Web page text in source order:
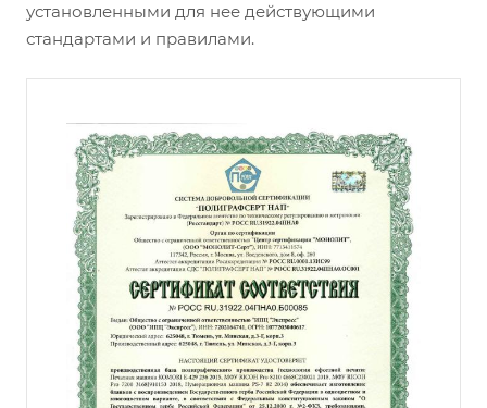
установленными для нее действующими
стандартами и правилами.